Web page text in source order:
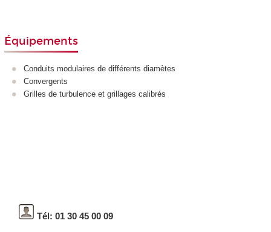
Équipements
Conduits modulaires de différents diamètes
Convergents
Grilles de turbulence et grillages calibrés
Tél: 01 30 45 00 09